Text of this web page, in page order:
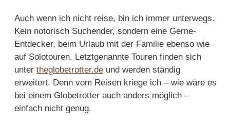
Auch wenn ich nicht reise, bin ich immer unterwegs.
Kein notorisch Suchender, sondern eine Gerne-
Entdecker, beim Urlaub mit der Familie ebenso wie
auf Solotouren. Letztgenannte Touren finden sich
unter theglobetrotter.de und werden ständig
erweitert. Denn vom Reisen kriege ich – wie wäre es
bei einem Globetrotter auch anders möglich –
einfach nicht genug.